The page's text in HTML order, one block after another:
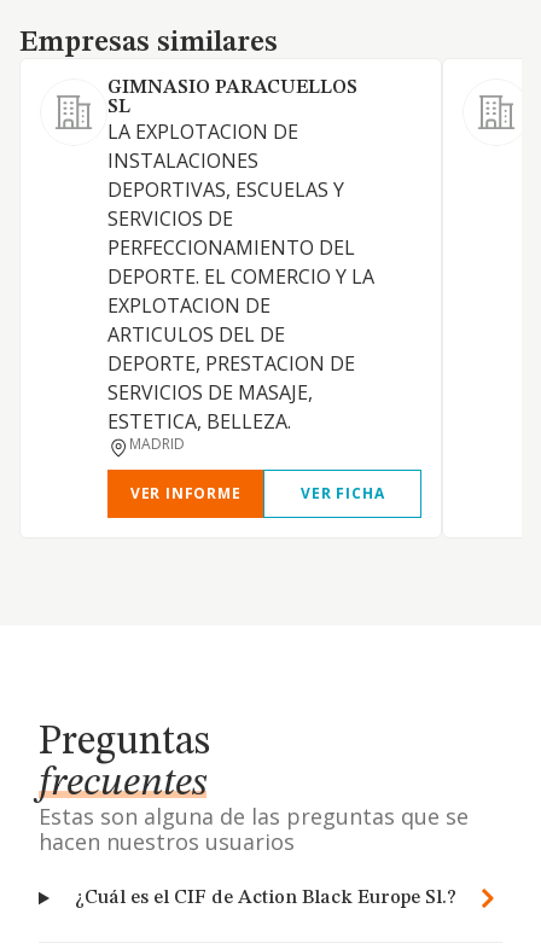
Empresas similares
Empresas similares
GIMNASIO PARACUELLOS
SL
LA EXPLOTACION DE
INSTALACIONES
DEPORTIVAS, ESCUELAS Y
SERVICIOS DE
PERFECCIONAMIENTO DEL
DEPORTE. EL COMERCIO Y LA
EXPLOTACION DE
ARTICULOS DEL DE
DEPORTE, PRESTACION DE
SERVICIOS DE MASAJE,
ESTETICA, BELLEZA.
MADRID
VER INFORME VER FICHA
Preguntas
frecuentes
Estas son alguna de las preguntas que se
hacen nuestros usuarios
¿Cuál es el CIF de Action Black Europe Sl.?